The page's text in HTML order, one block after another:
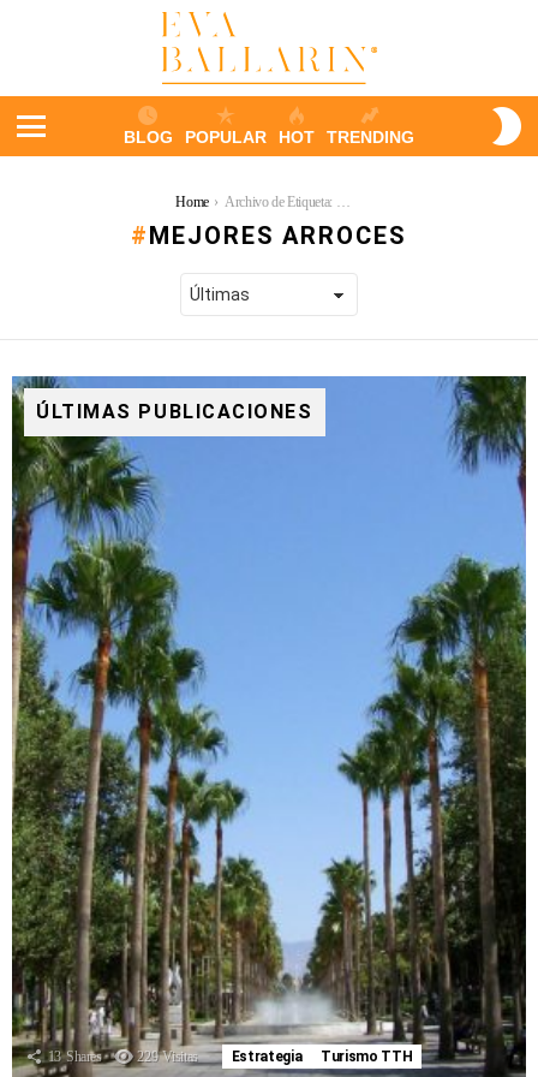
BLOG POPULAR HOT TRENDING
Home Archivo de Etiqueta: Mejores Arroces
MEJORES ARROCES
ÚLTIMAS PUBLICACIONES
13 Shares 229 Visitas Estrategia Turismo TTH